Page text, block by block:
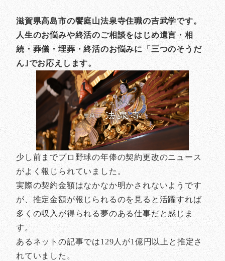
者
滋賀県高島市の饗庭山法泉寺住職の吉武学です。
人生のお悩みや終活のご相談をはじめ遺言・相
続・葬儀・埋葬・終活のお悩みに「三つのそうだ
ん｣でお応えします。
少し前までプロ野球の年俸の契約更改のニュース
がよく報じられていました。
実際の契約金額はなかなか明かされないようです
が、推定金額が報じられるのを見ると活躍すれば
多くの収入が得られる夢のある仕事だと感じま
す。
あるネットの記事では129人が1億円以上と推定さ
れていました。